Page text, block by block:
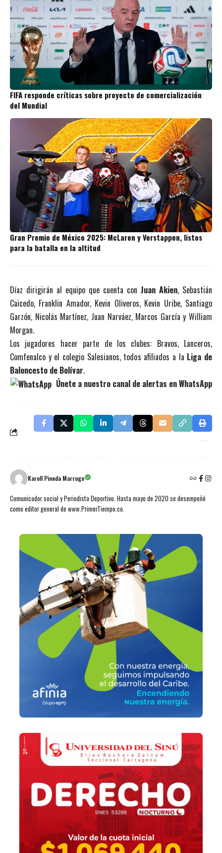
FIFA responde críticas sobre proyecto de comercialización
del Mundial
Gran Premio de México 2025: McLaren y Verstappen, listos
para la batalla en la altitud
Díaz dirigirán al equipo que cuenta con Juan Akien, Sebastián
Caicedo, Franklin Amador, Kevin Oliveros, Kevin Uribe, Santiago
Garzón, Nicolás Martínez, Juan Narváez, Marcos García y William
Morgan.
Los jugadores hacer parte de los clubes: Bravos, Lanceros,
Comfenalco y el colegio Salesianos, todos afiliados a la Liga de
Baloncesto de Bolívar.
Únete a nuestro canal de alertas en WhatsApp
Karoll Pineda Marrugo
Comunicador social y Periodista Deportivo. Hasta mayo de 2020 se desempeñó
como editor general de www.PrimerTiempo.co.